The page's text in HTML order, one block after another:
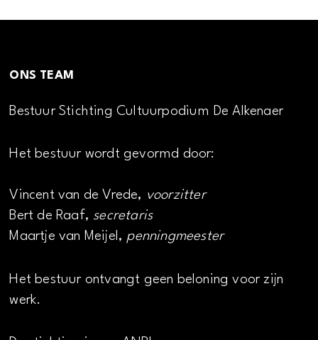
ONS TEAM
Bestuur Stichting Cultuurpodium De Alkenaer
Het bestuur wordt gevormd door:
Vincent van de Vrede, voorzitter
Bert de Raaf, secretaris
Maartje van Meijel, penningmeester
Het bestuur ontvangt geen beloning voor zijn
werk.